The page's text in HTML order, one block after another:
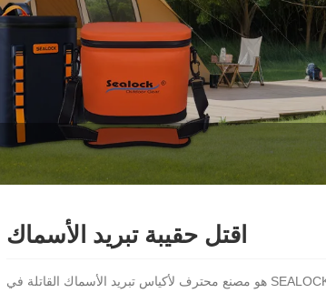
اقتل حقيبة تبريد الأسماك
إن منتجنا SEALOCK COOLER هو مصنع محترف لأكياس تبريد الأسماك القاتلة في